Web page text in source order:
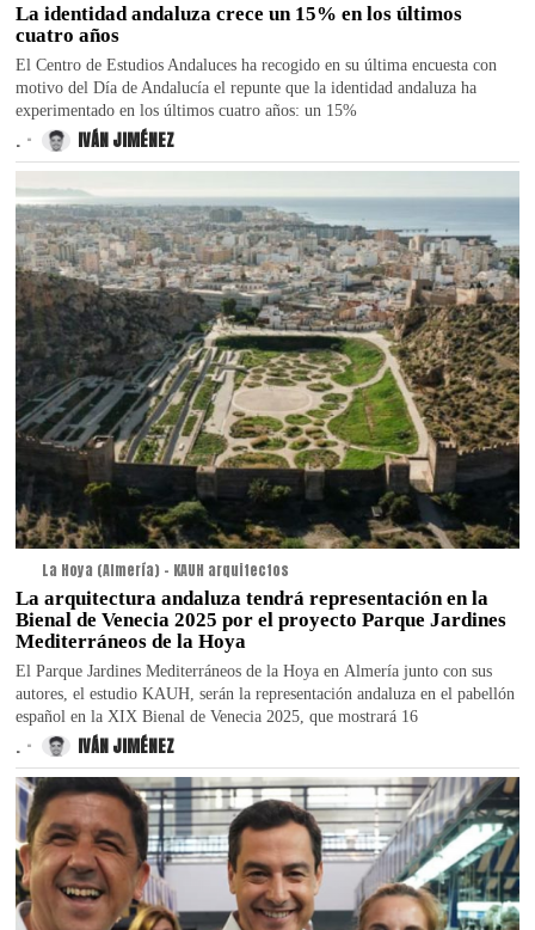
La identidad andaluza crece un 15% en los últimos
cuatro años
El Centro de Estudios Andaluces ha recogido en su última encuesta con
motivo del Día de Andalucía el repunte que la identidad andaluza ha
experimentado en los últimos cuatro años: un 15%
. IVÁN JIMÉNEZ
La Hoya (Almería) - KAUH arquitectos
La arquitectura andaluza tendrá representación en la
Bienal de Venecia 2025 por el proyecto Parque Jardines
Mediterráneos de la Hoya
El Parque Jardines Mediterráneos de la Hoya en Almería junto con sus
autores, el estudio KAUH, serán la representación andaluza en el pabellón
español en la XIX Bienal de Venecia 2025, que mostrará 16
. IVÁN JIMÉNEZ